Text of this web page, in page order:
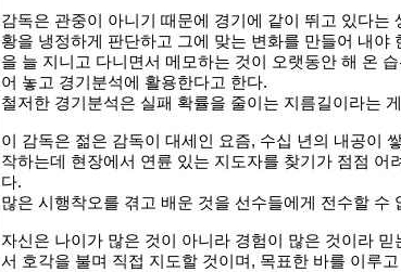
감독은 관중이 아니기 때문에 경기에 같이 뛰고 있다는
황을 냉정하게 판단하고 그에 맞는 변화를 만들어 내야
을 늘 지니고 다니면서 메모하는 것이 오랫동안 해 온
어 놓고 경기분석에 활용한다고 한다.
철저한 경기분석은 실패 확률을 줄이는 지름길이라는
이 감독은 젊은 감독이 대세인 요즘, 수십 년의 내공이
작하는데 현장에서 연륜 있는 지도자를 찾기가 점점 어
다.
많은 시행착오를 겪고 배운 것을 선수들에게 전수할 수
자신은 나이가 많은 것이 아니라 경험이 많은 것이라 믿
서 호각을 불며 직접 지도할 것이며, 목표한 바를 이루